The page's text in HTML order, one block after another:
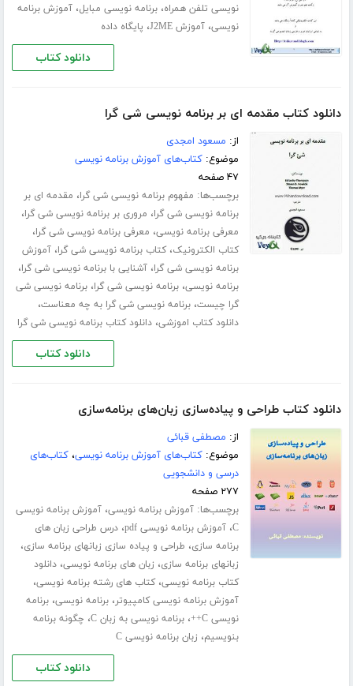
نویسی تلفن همراه،برنامه نویسی مبایل،آموزش برنامه
نویسی،آموزش J2ME ، پایگاه داده
دانلود کتاب
دانلود کتاب مقدمه ای بر برنامه نویسی شی گرا
از: مسعود امجدی
موضوع:کتاب‌های آموزش برنامه نویسی
۴۷ صفحه
برچسب‌ها: مفهوم برنامه نویسی شی گرا، مقدمه ای بر
برنامه نویسی شی گرا، مروری بر برنامه نویسی شی گرا،
معرفی برنامه نویسی، معرفی برنامه نویسی شی گرا،
کتاب الکترونیک،کتاب برنامه نویسی شی گرا،آموزش
برنامه نویسی شی گرا،آشنایی با برنامه نویسی شی گرا،
برنامه نویسی،برنامه نویسی شی گرا،برنامه نویسی شی
گرا چیست،برنامه نویسی شی گرا به چه معناست،
دانلود کتاب اموزشی،دانلود کتاب برنامه نویسی شی گرا
دانلود کتاب
دانلود کتاب طراحی و پیاده‌سازی زبان‌های برنامه‌سازی
از: مصطفی قبائی
موضوع:کتاب‌های آموزش برنامه نویسی،کتاب‌های
درسی و دانشجویی
۲۷۷ صفحه
برچسب‌ها:آموزش برنامه نویسی،آموزش برنامه نویسی
C،آموزش برنامه نویسی pdf ،درس طراحی زبان های
برنامه سازی، طراحی و پیاده سازی زبانهای برنامه سازی،
زبانهای برنامه سازی، زبان های برنامه نویسی،دانلود
کتاب برنامه نویسی،کتاب های رشته برنامه نویسی،
آموزش برنامه نویسی کامپیوتر،برنامه نویسی،برنامه
نویسی C++
،برنامه نویسی به زبان C ، چگونه برنامه
بنویسیم، زبان برنامه نویسی C
دانلود کتاب